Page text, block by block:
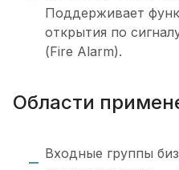
Поддерживает
открытия по
(Fire Alarm).
Области
Входные группы